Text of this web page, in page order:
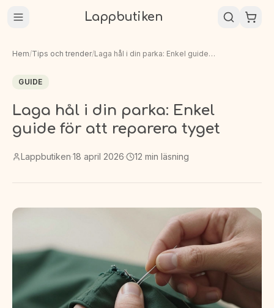
Lappbutiken
Hem/Tips och trender/ Laga hål i din parka: Enkel guide för att reparera tyget
GUIDE
Laga hål i din parka: Enkel
guide för att reparera tyget
Lappbutiken·18 april 2026· 12 min läsning